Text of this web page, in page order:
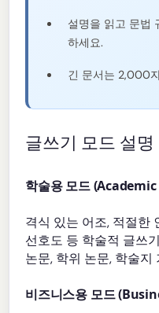
설명을 읽고 문법
하세요.
긴 문서는 2,000
글쓰기 모드 설명
학술용 모드
격식 있는 어조, 적절한
선호도 등 학술적 글쓰
논문, 학위 논문, 학술
비즈니스용 모드